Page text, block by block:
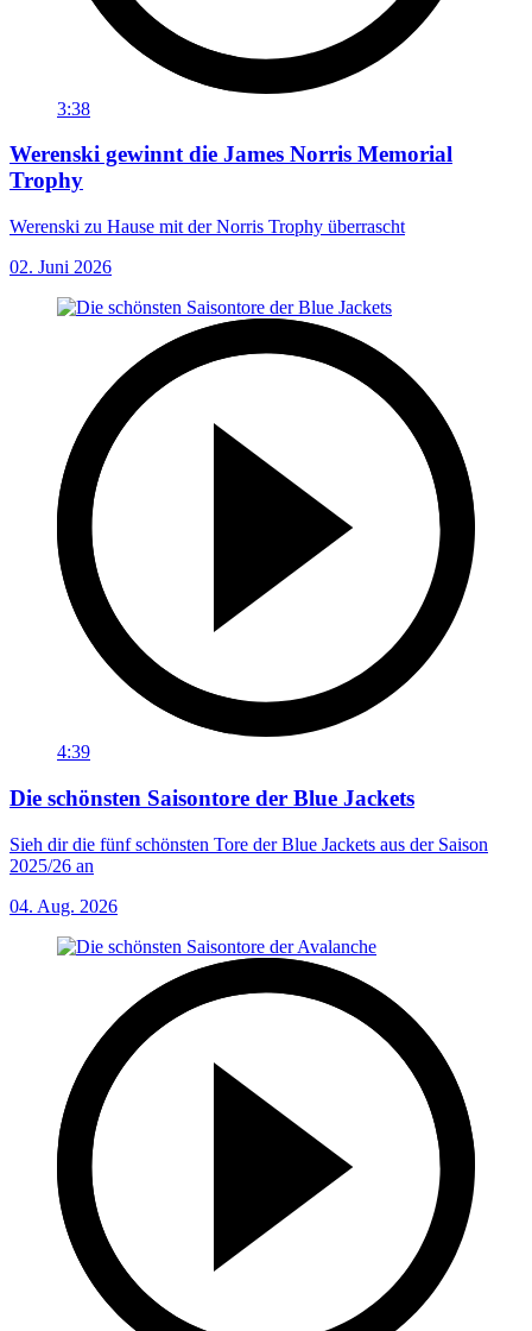
3:38
Werenski gewinnt die James Norris Memorial
Trophy
Werenski zu Hause mit der Norris Trophy überrascht
02. Juni 2026
4:39
Die schönsten Saisontore der Blue Jackets
Sieh dir die fünf schönsten Tore der Blue Jackets aus der Saison
2025/26 an
04. Aug. 2026